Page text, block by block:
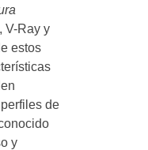
V-Ray y
estos
de
y